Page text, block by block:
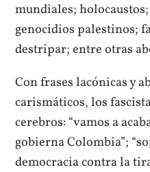
mundiales;
genocidios palestinos;
destripar; entre otras
Con frases lacónicas y
carismáticos, los
cerebros: “vamos a
gobierna Colombia”;
democracia contra la